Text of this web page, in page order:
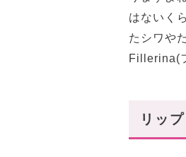
はないく
たシワや
Fillerina(
リッ